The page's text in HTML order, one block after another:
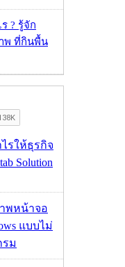
? รู้จัก
พ ที่กินพื้น
รให้ธุรกิจ
Solution
พหน้าจอ
แบบไม่
รม